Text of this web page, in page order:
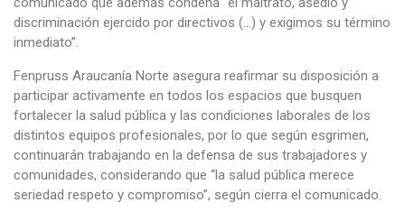
discriminación ejercido por directivos (…) y exigimos su término
inmediato”.
Fenpruss Araucanía Norte asegura reafirmar su disposición a
participar activamente en todos los espacios que busquen
fortalecer la salud pública y las condiciones laborales de los
distintos equipos profesionales, por lo que según esgrimen,
continuarán trabajando en la defensa de sus trabajadores y
comunidades, considerando que “la salud pública merece
seriedad respeto y compromiso”, según cierra el comunicado.